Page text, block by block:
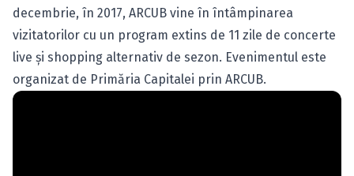
decembrie, în 2017, ARCUB vine în întâmpinarea
vizitatorilor cu un program extins de 11 zile de concerte
live și shopping alternativ de sezon. Evenimentul este
organizat de Primăria Capitalei prin ARCUB.